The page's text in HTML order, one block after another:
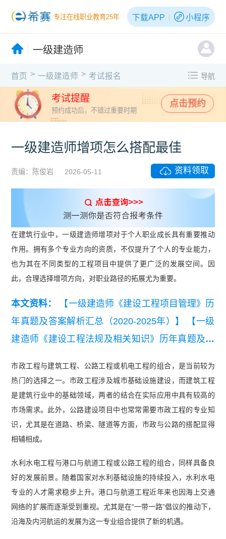
专注在线职业教育25年 下载APP 小程序
一级建造师
首页 > 一级建造师 > 考试报名 导航
考试提醒
预约成功后，不错过重要时期
点击预约
一级建造师增项怎么搭配最佳
责编：陈俊岩 2026-05-11 资料领取
在建筑行业中，一级建造师增项对于个人职业成长具有重要推动
作用。拥有多个专业方向的资质，不仅提升了个人的专业能力，
也为其在不同类型的工程项目中提供了更广泛的发展空间。因
此，合理选择增项方向，对职业路径的拓展尤为重要。
本文资料：
【一级建造师《建设工程项目管理》历
年真题及答案解析汇总（2020-2025年）】
【一级
建造师《建设工程法规及相关知识》历年真题及答
5年）】
市政工程与建筑工程、公路工程或机电工程的组合，是当前较为
热门的选择之一。市政工程涉及城市基础设施建设，而建筑工程
是建筑行业中的基础领域，两者的结合在实际应用中具有较高的
市场需求。此外，公路建设项目中也常常需要市政工程的专业知
识，尤其是在道路、桥梁、隧道等方面，市政与公路的搭配显得
相辅相成。
水利水电工程与港口与航道工程或公路工程的组合，同样具备良
好的发展前景。随着国家对水利基础设施的持续投入，水利水电
专业的人才需求稳步上升。港口与航道工程近年来也因海上交通
网络的扩展而逐渐受到重视。尤其是在“一带一路”倡议的推动下，
沿海及内河航运的发展为这一专业组合提供了新的机遇。